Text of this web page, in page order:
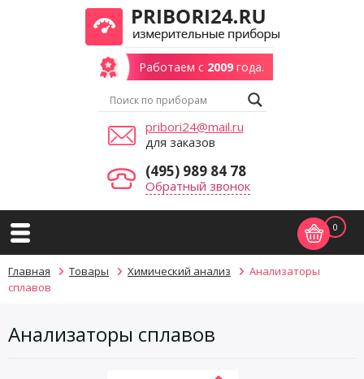
Работаем с 2009года.
pribori24@mail.ru
для заказов
(495) 989 84 78
Обратный звонок
0
Главная Товары Химический анализ
Анализаторы
сплавов
Анализаторы сплавов